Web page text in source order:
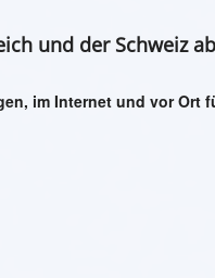
und der Schweiz
im Internet und vor Ort